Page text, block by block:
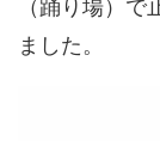
（踊り場）
ました。